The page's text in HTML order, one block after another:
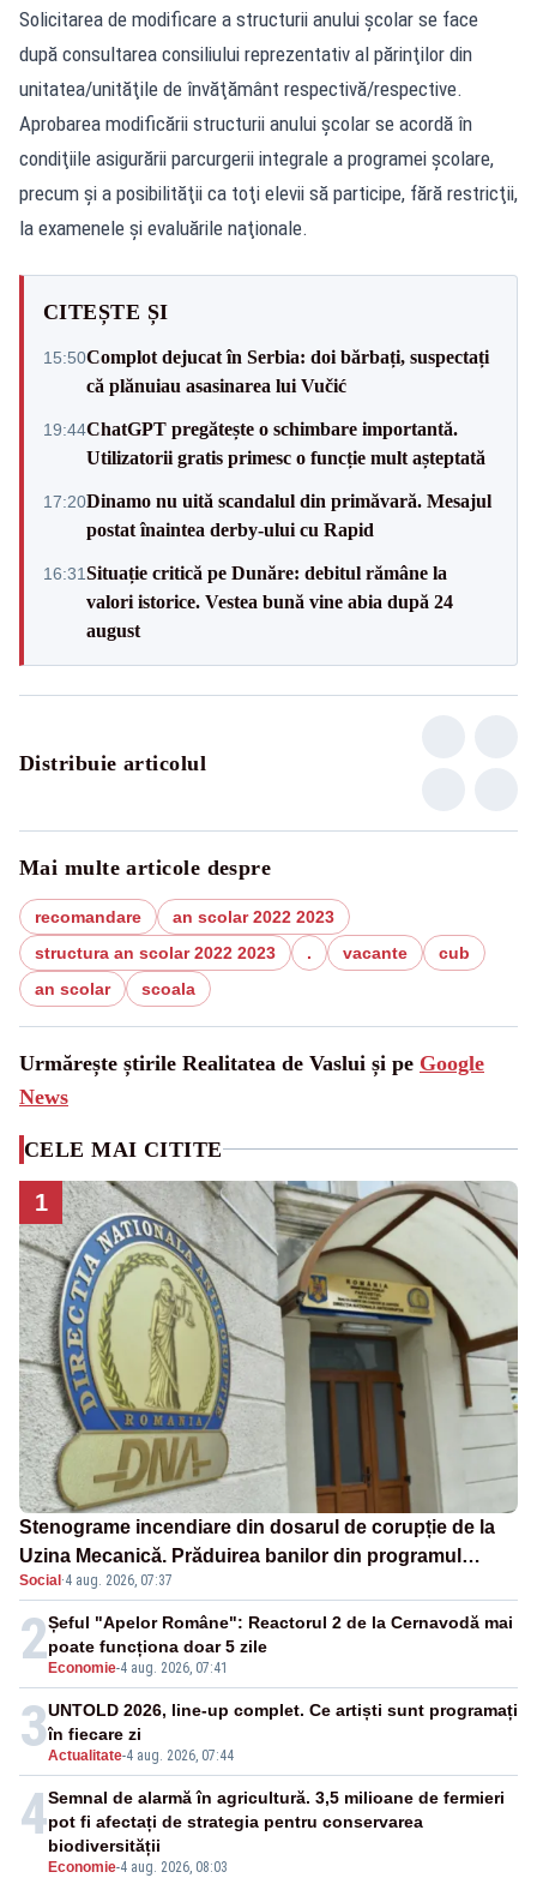
Solicitarea de modificare a structurii anului şcolar se face
după consultarea consiliului reprezentativ al părinţilor din
unitatea/unităţile de învăţământ respectivă/respective.
Aprobarea modificării structurii anului şcolar se acordă în
condiţiile asigurării parcurgerii integrale a programei şcolare,
precum şi a posibilităţii ca toţi elevii să participe, fără restricţii,
la examenele şi evaluările naţionale.
CITEȘTE ȘI
15:50Complot dejucat în Serbia: doi bărbați, suspectați
că plănuiau asasinarea lui Vučić
19:44ChatGPT pregătește o schimbare importantă.
Utilizatorii gratis primesc o funcție mult așteptată
17:20Dinamo nu uită scandalul din primăvară. Mesajul
postat înaintea derby-ului cu Rapid
16:31Situație critică pe Dunăre: debitul rămâne la
valori istorice. Vestea bună vine abia după 24
august
Distribuie articolul
Mai multe articole despre
recomandare
an scolar 2022 2023
structura an scolar 2022 2023
. vacante
cub
an scolar
scoala
Urmărește știrile Realitatea de Vaslui și pe Google
News
CELE MAI CITITE
1
Stenograme incendiare din dosarul de corupție de la
Uzina Mecanică. Prăduirea banilor din programul
SAFE, interceptată de DNA
Social ·4 aug. 2026, 07:37
2 Economie-4 aug. 2026, 07:41
Șeful "Apelor Române": Reactorul 2 de la Cernavodă mai
poate funcționa doar 5 zile
3Actualitate-4 aug. 2026, 07:44
UNTOLD 2026, line-up complet. Ce artiști sunt programați
în fiecare zi
4
Economie-4 aug. 2026, 08:03
Semnal de alarmă în agricultură. 3,5 milioane de fermieri
pot fi afectați de strategia pentru conservarea
biodiversității